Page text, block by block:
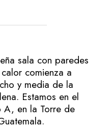
sala con paredes
comienza a
y media de la
Estamos en el
A, en la Torre de